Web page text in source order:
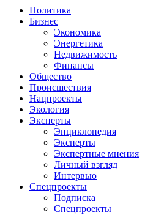
Политика
Бизнес
Экономика
Энергетика
Недвижимость
Финансы
Общество
Происшествия
Нацпроекты
Экология
Эксперты
Энциклопедия
Эксперты
Экспертные мнения
Личный взгляд
Интервью
Спецпроекты
Подписка
Спецпроекты